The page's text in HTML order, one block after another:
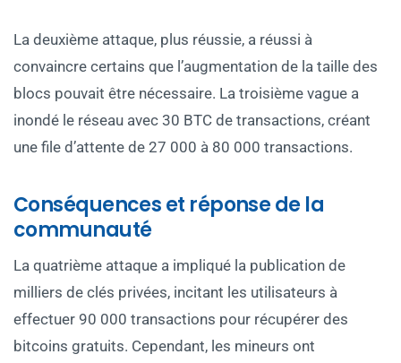
La deuxième attaque, plus réussie, a réussi à
convaincre certains que l’augmentation de la taille des
blocs pouvait être nécessaire. La troisième vague a
inondé le réseau avec 30 BTC de transactions, créant
une file d’attente de 27 000 à 80 000 transactions.
Conséquences et réponse de la
communauté
La quatrième attaque a impliqué la publication de
milliers de clés privées, incitant les utilisateurs à
effectuer 90 000 transactions pour récupérer des
bitcoins gratuits. Cependant, les mineurs ont